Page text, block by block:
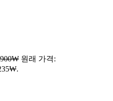
₩ 원래 가격: